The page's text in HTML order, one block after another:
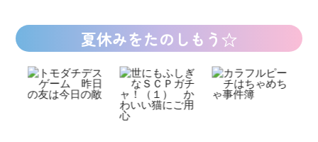
夏休みをたのしもう☆